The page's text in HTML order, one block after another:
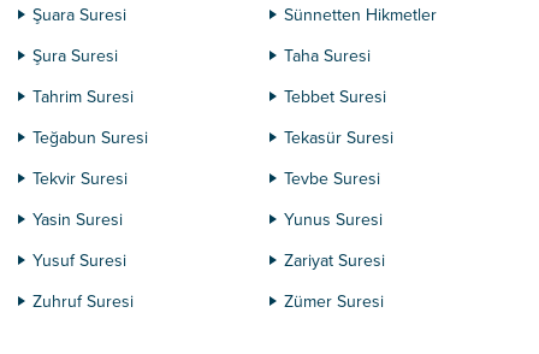
Şuara Suresi
Sünnetten Hikmetler
Şura Suresi
Taha Suresi
Tahrim Suresi
Tebbet Suresi
Teğabun Suresi
Tekasür Suresi
Tekvir Suresi
Tevbe Suresi
Yasin Suresi
Yunus Suresi
Yusuf Suresi
Zariyat Suresi
Zuhruf Suresi
Zümer Suresi